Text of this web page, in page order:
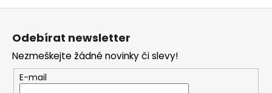
Odebírat newsletter
Nezmeškejte žádné novinky či slevy!
E-mail